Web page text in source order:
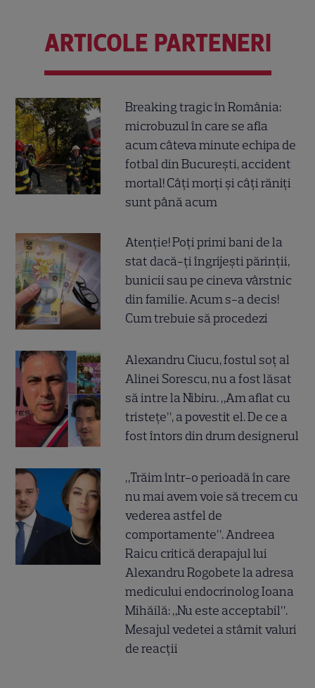
ARTICOLE PARTENERI
Breaking tragic în România:
microbuzul în care se afla
acum câteva minute echipa de
fotbal din București, accident
mortal! Câți morți și câți răniți
sunt până acum
Atenție! Poți primi bani de la
stat dacă-ți îngrijești părinții,
bunicii sau pe cineva vârstnic
din familie. Acum s-a decis!
Cum trebuie să procedezi
Alexandru Ciucu, fostul soț al
Alinei Sorescu, nu a fost lăsat
să intre la Nibiru. „Am aflat cu
tristețe”, a povestit el. De ce a
fost întors din drum designerul
„Trăim într-o perioadă în care
nu mai avem voie să trecem cu
vederea astfel de
comportamente”. Andreea
Raicu critică derapajul lui
Alexandru Rogobete la adresa
medicului endocrinolog Ioana
Mihăilă: „Nu este acceptabil”.
Mesajul vedetei a stârnit valuri
de reacții